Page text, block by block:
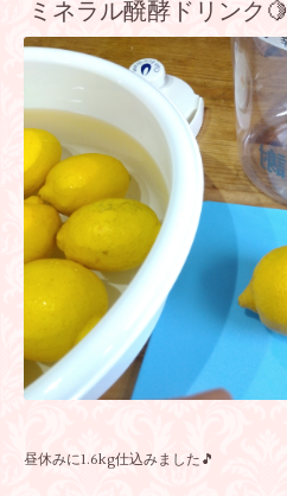
ミネラル醗酵ドリンク🍋
昼休みに1.6kg仕込みました🎵